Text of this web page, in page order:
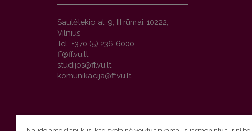
Saulėtekio al. 9, III rūmai, 10222,
Vilnius
Tel. +370 (5) 236 6000